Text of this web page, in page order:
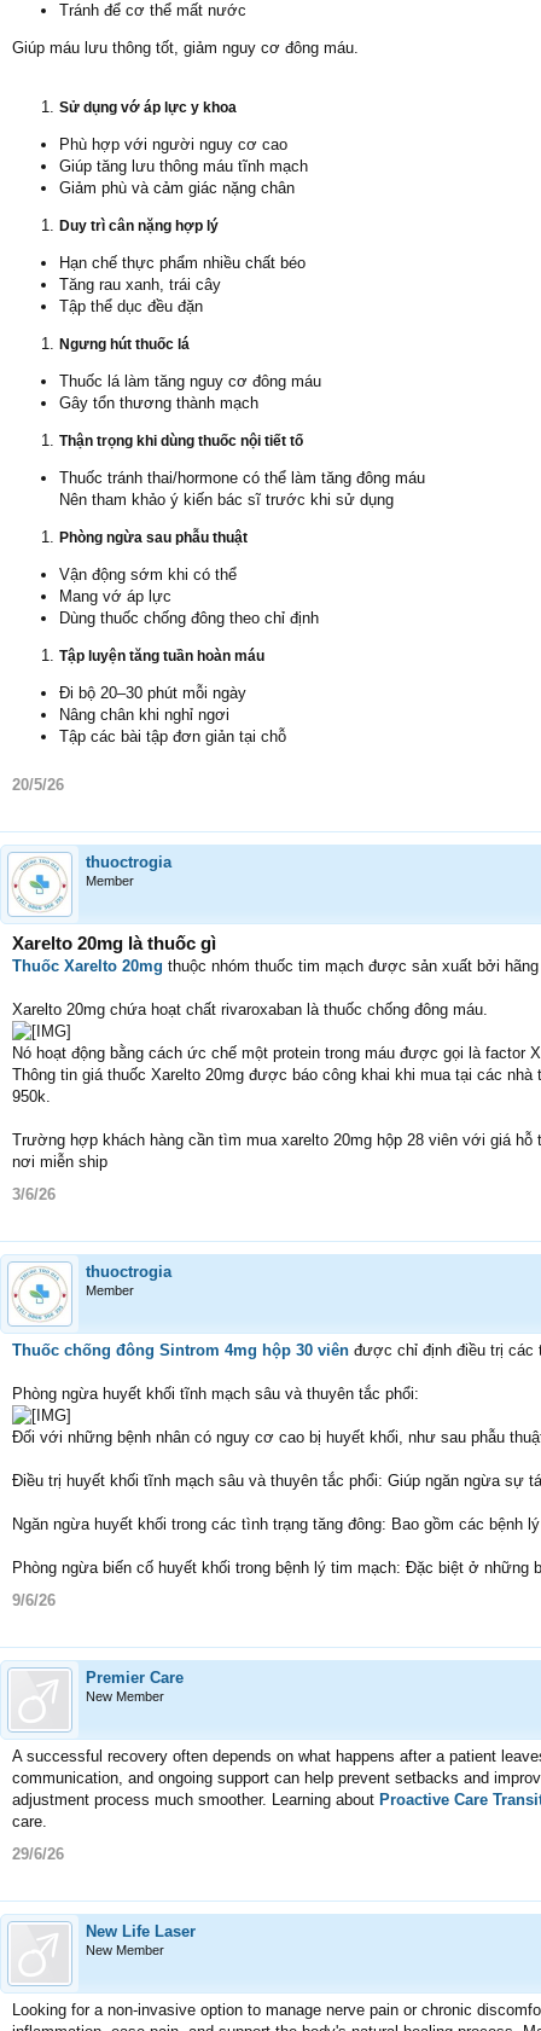
Tránh để cơ thể mất nước
Giúp máu lưu thông tốt, giảm nguy cơ đông máu.
Sử dụng vớ áp lực y khoa
Phù hợp với người nguy cơ cao
Giúp tăng lưu thông máu tĩnh mạch
Giảm phù và cảm giác nặng chân
Duy trì cân nặng hợp lý
Hạn chế thực phẩm nhiều chất béo
Tăng rau xanh, trái cây
Tập thể dục đều đặn
Ngưng hút thuốc lá
Thuốc lá làm tăng nguy cơ đông máu
Gây tổn thương thành mạch
Thận trọng khi dùng thuốc nội tiết tố
Thuốc tránh thai/hormone có thể làm tăng đông máu
Nên tham khảo ý kiến bác sĩ trước khi sử dụng
Phòng ngừa sau phẫu thuật
Vận động sớm khi có thể
Mang vớ áp lực
Dùng thuốc chống đông theo chỉ định
Tập luyện tăng tuần hoàn máu
Đi bộ 20–30 phút mỗi ngày
Nâng chân khi nghỉ ngơi
Tập các bài tập đơn giản tại chỗ
20/5/26
thuoctrogia
Member
Xarelto 20mg là thuốc gì
Thuốc Xarelto 20mg thuộc nhóm thuốc tim mạch được sản xuất bởi
Xarelto 20mg chứa hoạt chất rivaroxaban là thuốc chống đông máu.
Nó hoạt động bằng cách ức chế một protein trong máu được gọi là
Thông tin giá thuốc Xarelto 20mg được báo công khai khi mua tại các
950k.
Trường hợp khách hàng cần tìm mua xarelto 20mg hộp 28 viên với giá
nơi miễn ship
3/6/26
thuoctrogia
Member
Thuốc chống đông Sintrom 4mg hộp 30 viên được chỉ định điều trị các
Phòng ngừa huyết khối tĩnh mạch sâu và thuyên tắc phổi:
Đối với những bệnh nhân có nguy cơ cao bị huyết khối, như sau phẫu
Điều trị huyết khối tĩnh mạch sâu và thuyên tắc phổi: Giúp ngăn ngừa sự
Ngăn ngừa huyết khối trong các tình trạng tăng đông: Bao gồm các bệnh
Phòng ngừa biến cố huyết khối trong bệnh lý tim mạch: Đặc biệt ở
9/6/26
Premier Care
New Member
A successful recovery often depends on what happens after a patient
communication, and ongoing support can help prevent setbacks and
adjustment process much smoother. Learning about Proactive Care
care.
29/6/26
New Life Laser
New Member
Looking for a non-invasive option to manage nerve pain or chronic